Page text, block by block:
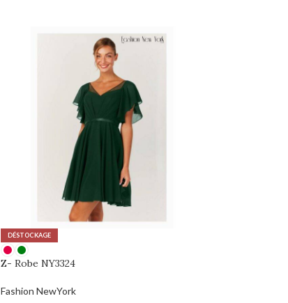
DÉSTOCKAGE
Z- Robe NY3324
Fashion NewYork